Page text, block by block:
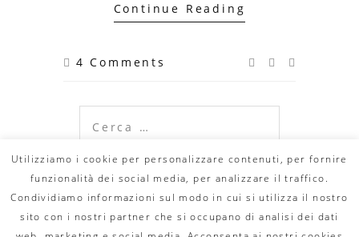
Continue Reading
4 Comments
© Copyright 2020 DILLO CON UN FUMETTO. All
Rights Reserved - MAIL:
info@dilloconunfumetto.it
-
TEL: 339.7079217 -PRIVACY POLICY-COOKIE
POLICY
Utilizziamo i cookie per personalizzare contenuti, per fornire
funzionalità dei social media, per analizzare il traffico.
Condividiamo informazioni sul modo in cui si utilizza il nostro
sito con i nostri partner che si occupano di analisi dei dati